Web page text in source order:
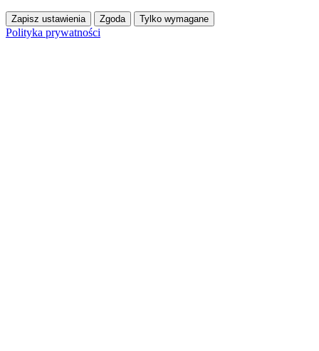
Zapisz ustawienia Zgoda Tylko wymagane
Polityka prywatności